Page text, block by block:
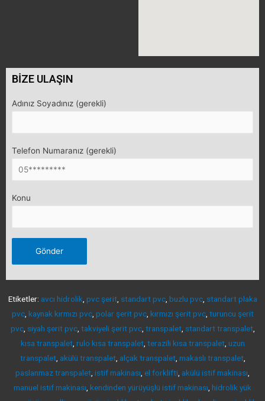
BİZE ULAŞIN
Adınız Soyadınız (gerekli)
Telefon Numaranız (gerekli)
Konu
Etiketler: avcı hidrolik pvc şerit, standart pvc, buzlu pvc, standart plaka
pvc, kaynak kırmızı pvc, polar şerit pvc, kırmızı şerit pvc, turuncu şerit
pvc, siyah şerit pvc, takviyeli şerit pvc, transpalet, standart transpalet,
kısa transpalet, rulo kısa transpalet, terazili kısa transpalet, uzun
transpalet, akülü transpalet, alçak transpalet, makaslı transpalet,
paslanmaz transpalet istif makinası el forklifti akülü istif makinası
manuel istif makinası kendinden yürüyüşlü istif makinası hidrolik yük